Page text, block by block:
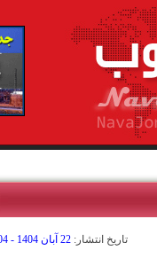
تاريخ انتشار: 22 آبان 1404 - 08:04